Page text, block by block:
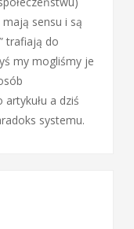
sensu i są
trafiają do
my mogliśmy je
a dziś
systemu.